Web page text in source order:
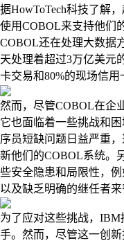
据HowToTech科技了解
使用COBOL来支持他们
COBOL还在处理大数据
天处理着超过3万亿美元
卡交易和80%的现场信用
然而，尽管COBOL在企
它也面临着一些挑战和
序员短缺问题日益严重
新他们的COBOL系统。
些安全隐患和局限性，例
以及缺乏明确的继任者来
为了应对这些挑战，IBM
手。然而，尽管这一创